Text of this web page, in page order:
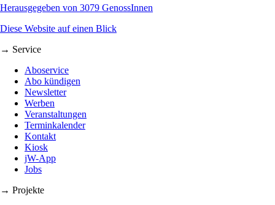
Herausgegeben von 3079 GenossInnen
Diese Website auf einen Blick
→ Service
Aboservice
Abo kündigen
Newsletter
Werben
Veranstaltungen
Terminkalender
Kontakt
Kiosk
jW-App
Jobs
→ Projekte